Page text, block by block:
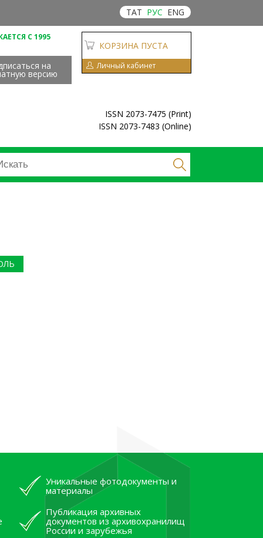
ТАТ РУС ENG
С 1995
на
версию
КОРЗИНА ПУСТА
Личный кабинет
ISSN 2073-7475 (Print)
ISSN 2073-7483 (Online)
Уникальные фотодокументы и
материалы
Публикация архивных
документов из архивохранилищ
России и зарубежья